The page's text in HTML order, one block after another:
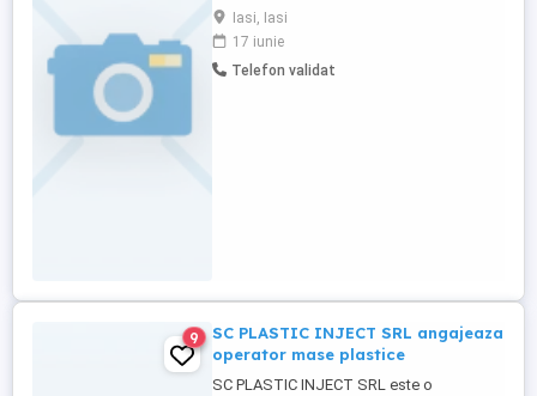
furtunuri pentru punct lucru din sos.
Pacurari nr. 138 IASI. Program de lucru: L -
V 08:00-17:00 Candidatul Ideal -Cunostinte
d contabilitate primara intocmire facturi -
Iasi, Iasi
17 iunie
Telefon validat
9
SC PLASTIC INJECT SRL angajeaza
operator mase plastice
SC PLASTIC INJECT SRL este o